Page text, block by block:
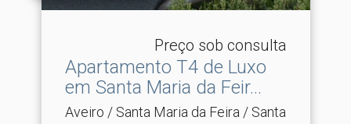
Preço sob consulta
Apartamento T4 de Luxo
em Santa Maria da Feir.​..
Aveiro / Santa Maria da Feira / Santa